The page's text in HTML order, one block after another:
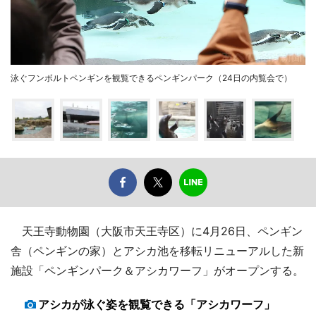
泳ぐフンボルトペンギンを観覧できるペンギンパーク（24日の内覧会で）
天王寺動物園（大阪市天王寺区）に4月26日、ペンギン
舎（ペンギンの家）とアシカ池を移転リニューアルした新
施設「ペンギンパーク＆アシカワーフ」がオープンする。
アシカが泳ぐ姿を観覧できる「アシカワーフ」